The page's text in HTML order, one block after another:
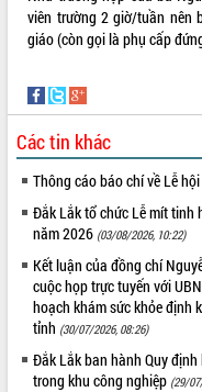
viên trường 2 giờ/tuần nên
giáo (còn gọi là phụ cấp
Các tin khác
Thông cáo báo chí về Lễ
Đắk Lắk tổ chức Lễ mít tinh
năm 2026 (03/08/2026, 10:22)
Kết luận của đồng chí
cuộc họp trực tuyến với
hoạch khám sức khỏe định
tỉnh (30/07/2026, 08:26)
Đắk Lắk ban hành Quy
trong khu công nghiệp (29/